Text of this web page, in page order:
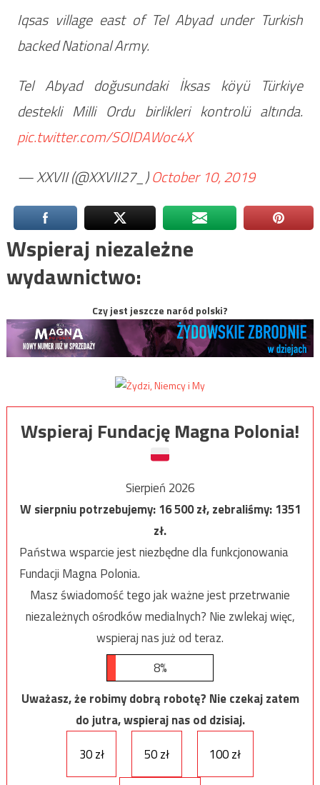
Iqsas village east of Tel Abyad under Turkish
backed National Army.
Tel Abyad doğusundaki İksas köyü Türkiye
destekli Milli Ordu birlikleri kontrolü altında.
pic.twitter.com/SOIDAWoc4X
— XXVII (@XXVII27_)October 10, 2019
Wspieraj niezależne
wydawnictwo:
Czy jest jeszcze naród polski?
Wspieraj Fundację Magna Polonia!
Sierpień 2026
W sierpniu potrzebujemy:16 500zł, zebraliśmy:1351
zł.
Państwa wsparcie jest niezbędne dla funkcjonowania
Fundacji Magna Polonia.
Masz świadomość tego jak ważne jest przetrwanie
niezależnych ośrodków medialnych? Nie zwlekaj więc,
wspieraj nas już od teraz.
8%
Uważasz, że robimy dobrą robotę? Nie czekaj zatem
do jutra, wspieraj nas od dzisiaj.
30 zł
50 zł 100 zł